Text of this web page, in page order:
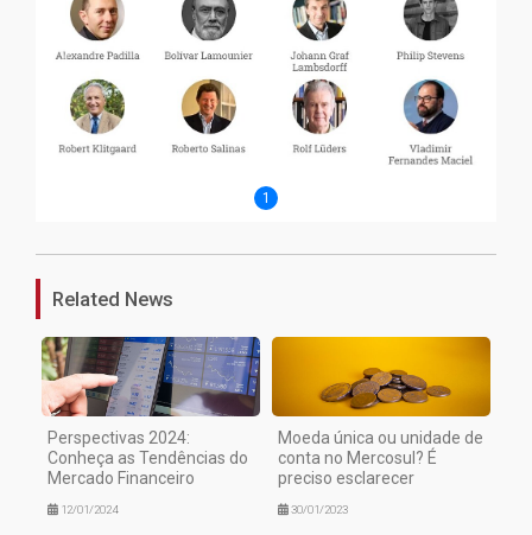
1
Related News
Perspectivas 2024:
Conheça as Tendências do
Mercado Financeiro
12/01/2024
Moeda única ou unidade de
conta no Mercosul? É
preciso esclarecer
30/01/2023